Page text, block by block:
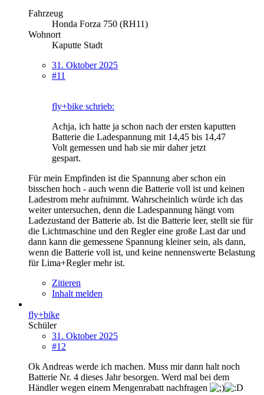
Fahrzeug
Honda Forza 750 (RH11)
Wohnort
Kaputte Stadt
31. Oktober 2025
#11
fly+bike schrieb:
Achja, ich hatte ja schon nach der ersten kaputten
Batterie die Ladespannung mit 14,45 bis 14,47
Volt gemessen und hab sie mir daher jetzt
gespart.
Für mein Empfinden ist die Spannung aber schon ein
bisschen hoch - auch wenn die Batterie voll ist und keinen
Ladestrom mehr aufnimmt. Wahrscheinlich würde ich das
weiter untersuchen, denn die Ladespannung hängt vom
Ladezustand der Batterie ab. Ist die Batterie leer, stellt sie für
die Lichtmaschine und den Regler eine große Last dar und
dann kann die gemessene Spannung kleiner sein, als dann,
wenn die Batterie voll ist, und keine nennenswerte Belastung
für Lima+Regler mehr ist.
Zitieren
Inhalt melden
fly+bike
Schüler
31. Oktober 2025
#12
Ok Andreas werde ich machen. Muss mir dann halt noch
Batterie Nr. 4 dieses Jahr besorgen. Werd mal bei dem
Händler wegen einem Mengenrabatt nachfragen